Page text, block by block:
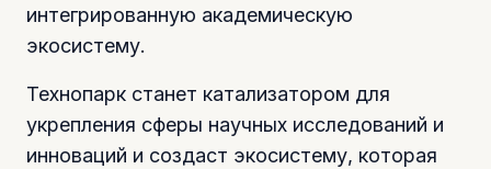
интегрированную академическую
экосистему.
Технопарк станет катализатором для
укрепления сферы научных исследований и
инноваций и создаст экосистему, которая